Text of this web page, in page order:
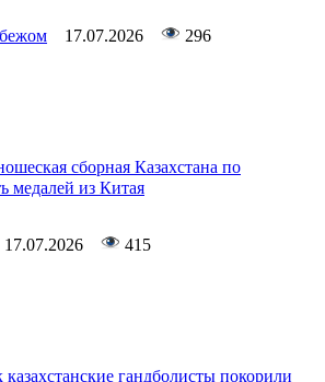
17.07.2026 296
сборная Казахстана по
медалей из Китая
17.07.2026 415
казахстанские гандболисты покорили